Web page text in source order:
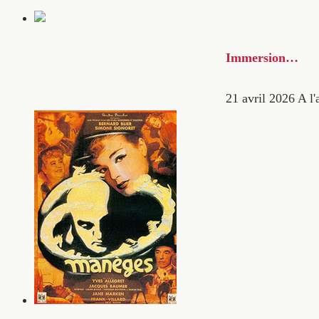
Immersion…
21 avril 2026 A